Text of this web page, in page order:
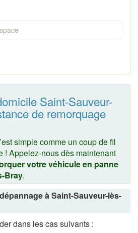
Saint-Sauveur-
de remorquage
simple comme un coup de fil
! Appelez-nous dès maintenant
votre véhicule en panne
Bray.
à Saint-Sauveur-lès-
dans les cas suivants :